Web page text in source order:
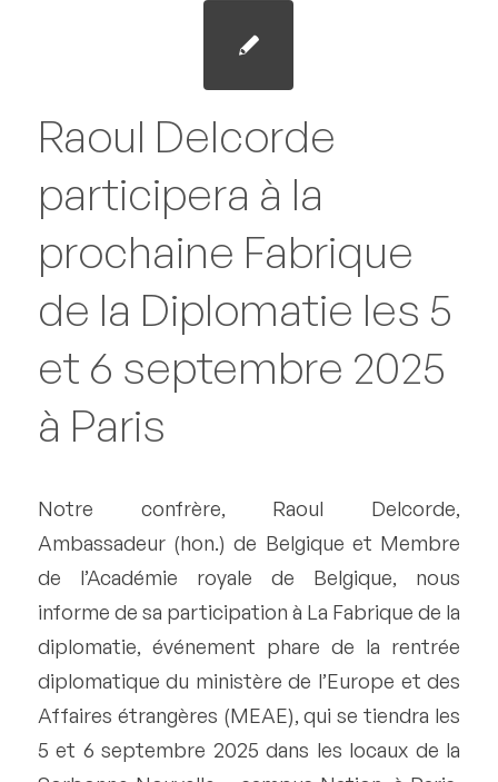
Raoul Delcorde
participera à la
prochaine Fabrique
de la Diplomatie les 5
et 6 septembre 2025
à Paris
Notre confrère, Raoul Delcorde,
Ambassadeur (hon.) de Belgique et Membre
de l’Académie royale de Belgique, nous
informe de sa participation à La Fabrique de la
diplomatie, événement phare de la rentrée
diplomatique du ministère de l’Europe et des
Affaires étrangères (MEAE), qui se tiendra les
5 et 6 septembre 2025 dans les locaux de la